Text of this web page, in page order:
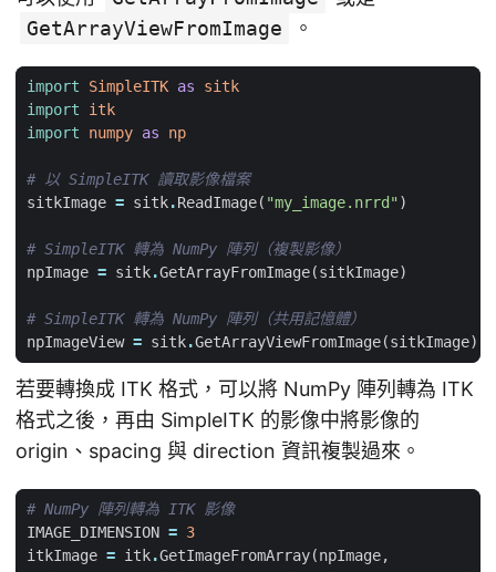
GetArrayViewFromImage
。
import SimpleITK as
sitk
import
itk
import
numpy as np
# 以 SimpleITK 讀取影像檔案
sitkImage = sitk.ReadImage( "my_image.nrrd")
# SimpleITK 轉為 NumPy 陣列（複製影像）
npImage = sitk.GetArrayFromImage(sitkImage)
# SimpleITK 轉為 NumPy 陣列（共用記憶體）
npImageView = sitk.GetArrayViewFromImage(sitkImage)
若要轉換成 ITK 格式，可以將 NumPy 陣列轉為 ITK
格式之後，再由 SimpleITK 的影像中將影像的
origin、spacing 與 direction 資訊複製過來。
# NumPy 陣列轉為 ITK 影像
IMAGE_DIMENSION = 3
itkImage = itk.GetImageFromArray(npImage,